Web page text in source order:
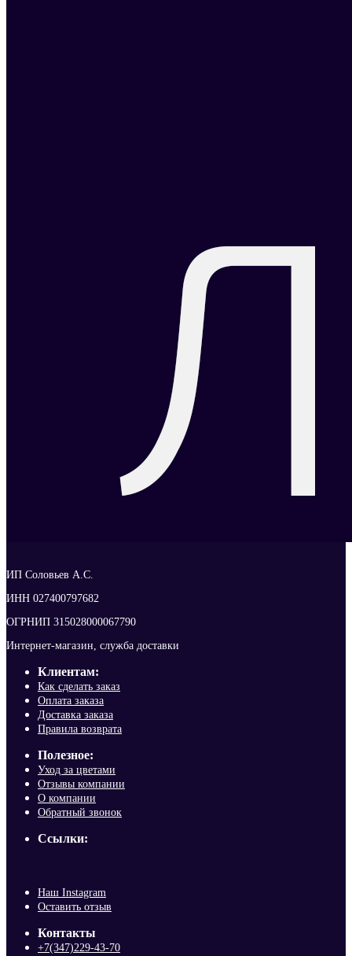
ИП Соловьев А.С.
ИНН 027400797682
ОГРНИП 315028000067790
Интернет-магазин, служба доставки
Клиентам:
Как сделать заказ
Оплата заказа
Доставка заказа
Правила возврата
Полезное:
Уход за цветами
Отзывы компании
О компании
Обратный звонок
Ссылки:
Наш Instagram
Оставить отзыв
Контакты
+7(347)229-43-70